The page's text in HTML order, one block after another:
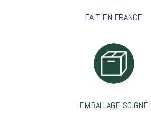
FAIT EN FRANCE
EMBALLAGE SOIGNÉ